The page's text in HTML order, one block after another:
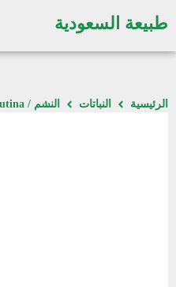
طبيعة السعودية
الرئيسية النباتات النشم / Grewia velutina